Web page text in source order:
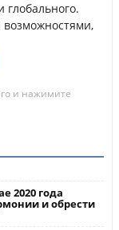
глобального.
возможностями,
и нажимите
2020 года
и обрести